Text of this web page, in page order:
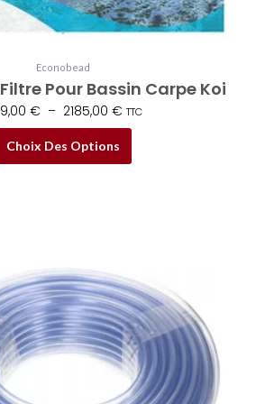
Econobead
Pour Bassin Carpe Koi
€ – 2185,00 € TTC
Choix Des Options